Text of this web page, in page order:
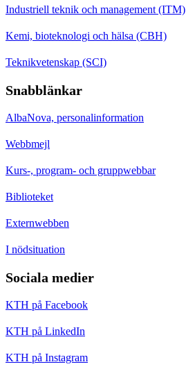
Industriell teknik och management (ITM)
Kemi, bioteknologi och hälsa (CBH)
Teknikvetenskap (SCI)
Snabblänkar
AlbaNova, personalinformation
Webbmejl
Kurs-, program- och gruppwebbar
Biblioteket
Externwebben
I nödsituation
Sociala medier
KTH på Facebook
KTH på LinkedIn
KTH på Instagram